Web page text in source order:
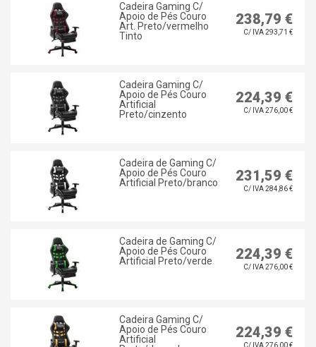
Cadeira Gaming C/
Apoio de Pés Couro
Art. Preto/vermelho
Tinto
238,79 €
C/ IVA 293,71 €
Cadeira Gaming C/
Apoio de Pés Couro
Artificial
Preto/cinzento
224,39 €
C/ IVA 276,00 €
Cadeira de Gaming C/
Apoio de Pés Couro
Artificial Preto/branco
231,59 €
C/ IVA 284,86 €
Cadeira de Gaming C/
Apoio de Pés Couro
Artificial Preto/verde
224,39 €
C/ IVA 276,00 €
Cadeira Gaming C/
Apoio de Pés Couro
Artificial
224,39 €
C/ IVA 276,00 €